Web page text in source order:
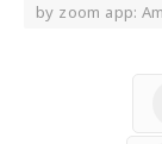
by zoom app: